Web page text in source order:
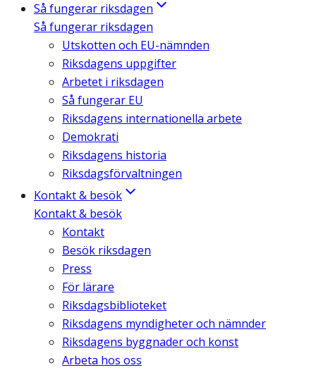
Så fungerar riksdagen
Så fungerar riksdagen
Utskotten och EU-nämnden
Riksdagens uppgifter
Arbetet i riksdagen
Så fungerar EU
Riksdagens internationella arbete
Demokrati
Riksdagens historia
Riksdagsförvaltningen
Kontakt & besök
Kontakt & besök
Kontakt
Besök riksdagen
Press
För lärare
Riksdagsbiblioteket
Riksdagens myndigheter och nämnder
Riksdagens byggnader och konst
Arbeta hos oss